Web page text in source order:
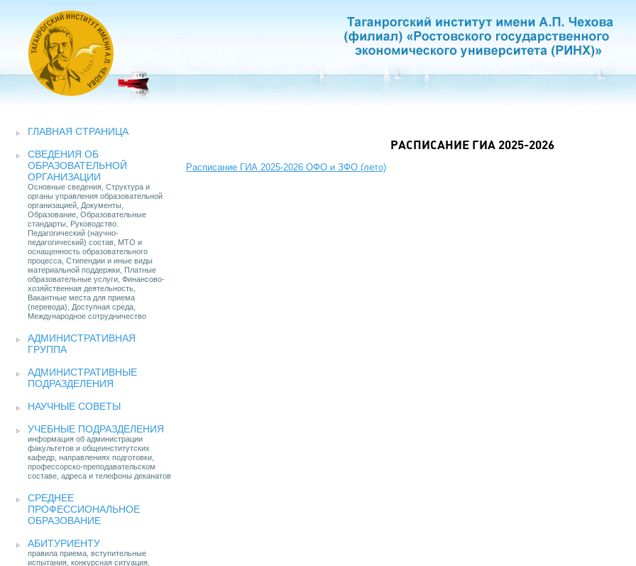
ГЛАВНАЯ СТРАНИЦА
СВЕДЕНИЯ ОБ
ОБРАЗОВАТЕЛЬНОЙ
ОРГАНИЗАЦИИ
Основные сведения, Структура и
органы управления образовательной
организацией, Документы,
Образование, Образовательные
стандарты, Руководство.
Педагогический (научно-
педагогический) состав, МТО и
оснащенность образовательного
процесса, Стипендии и иные виды
материальной поддержки, Платные
образовательные услуги, Финансово-
хозяйственная деятельность,
Вакантные места для приема
(перевода), Доступная среда,
Международное сотрудничество
АДМИНИСТРАТИВНАЯ
ГРУППА
АДМИНИСТРАТИВНЫЕ
ПОДРАЗДЕЛЕНИЯ
НАУЧНЫЕ СОВЕТЫ
УЧЕБНЫЕ ПОДРАЗДЕЛЕНИЯ
информация об администрации
факультетов и общеинститутских
кафедр, направлениях подготовки,
профессорско-преподавательском
составе, адреса и телефоны деканатов
СРЕДНЕЕ
ПРОФЕССИОНАЛЬНОЕ
ОБРАЗОВАНИЕ
АБИТУРИЕНТУ
правила приема, вступительные
испытания, конкурсная ситуация,
РАСПИСАНИЕ ГИА 2025-2026
Расписание ГИА 2025-2026 ОФО и ЗФО (лето)